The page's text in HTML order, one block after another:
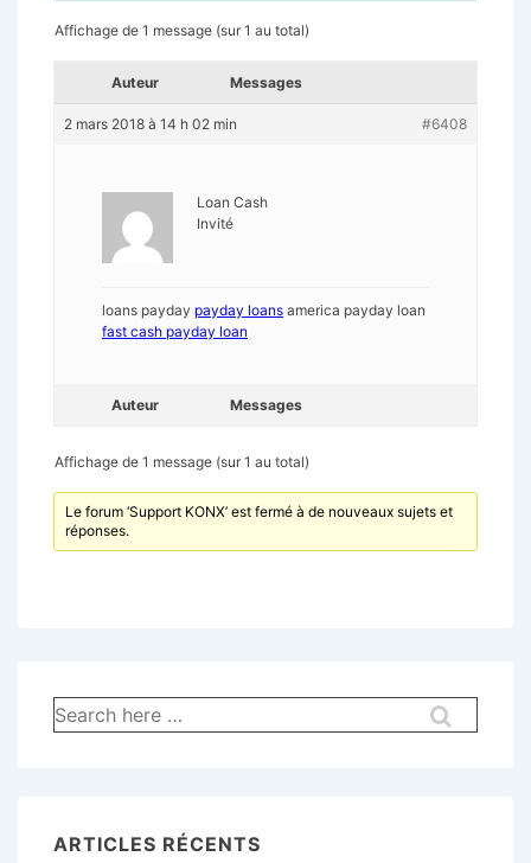
Affichage de 1 message (sur 1 au total)
Auteur Messages
2 mars 2018 à 14 h 02 min #6408
Loan Cash
Invité
loans payday payday loans america payday loan
fast cash payday loan
Auteur Messages
Affichage de 1 message (sur 1 au total)
Le forum ‘Support KONX’ est fermé à de nouveaux sujets et
réponses.
Recherche
pour:
ARTICLES RÉCENTS